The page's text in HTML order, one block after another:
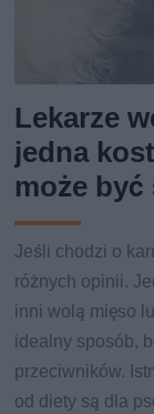
Lekarze
jedna
może
Jeśli chodzi o
różnych opinii.
inni wolą mięso
idealny sposób,
przeciwników.
od diety są dla